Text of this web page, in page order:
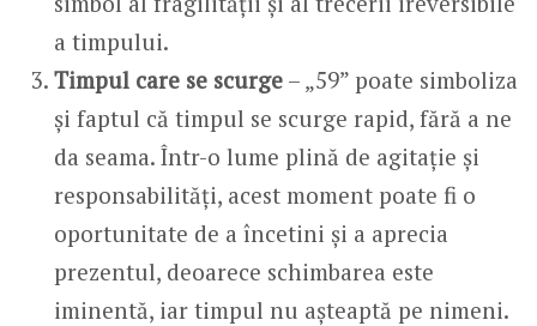
a timpului.
Timpul care se scurge – „59” poate simboliza
și faptul că timpul se scurge rapid, fără a ne
da seama. Într-o lume plină de agitație și
responsabilități, acest moment poate fi o
oportunitate de a încetini și a aprecia
prezentul, deoarece schimbarea este
iminentă, iar timpul nu așteaptă pe nimeni.